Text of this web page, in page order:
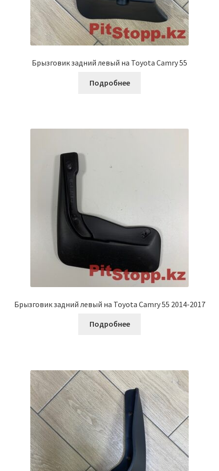
Брызговик задний левый на Toyota Camry 55
Подробнее
Брызговик задний левый на Toyota Camry 55 2014-2017
Подробнее